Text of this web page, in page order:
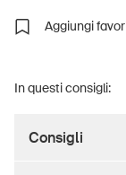
Media
Politica
Aggiungi
In questi consigli:
Consigli